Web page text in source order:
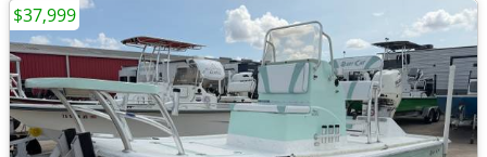
$37,999